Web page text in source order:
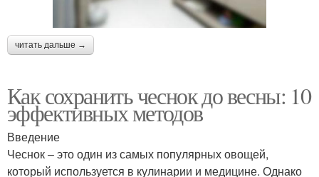
читать дальше →
Как сохранить чеснок до весны: 10
эффективных методов
Введение
Чеснок – это один из самых популярных овощей,
который используется в кулинарии и медицине. Однако